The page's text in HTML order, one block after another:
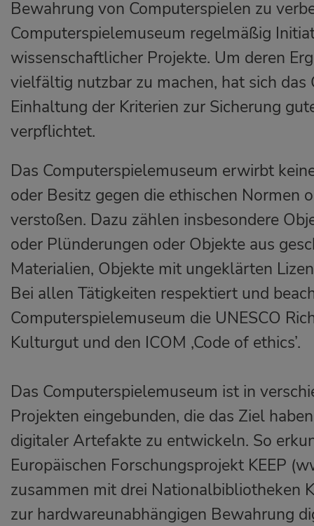
Bewahrung von Computerspielen zu
Computerspielemuseum regelmäßig
wissenschaftlicher Projekte. Um deren
vielfältig nutzbar zu machen, hat sich
Einhaltung der Kriterien zur Sicherung
verpflichtet.
Das Computerspielemuseum erwirbt
oder Besitz gegen die ethischen Normen
verstoßen. Dazu zählen insbesondere
oder Plünderungen oder Objekte aus
Materialien, Objekte mit ungeklärten
Bei allen Tätigkeiten respektiert und
Computerspielemuseum die UNESCO
Kulturgut und den ICOM ‚Code of ethics’.
Das Computerspielemuseum ist in
Projekten eingebunden, die das Ziel
digitaler Artefakte zu entwickeln. So
Europäischen Forschungsprojekt KEEP
zusammen mit drei Nationalbibliotheken
zur hardwareunabhängigen Bewahrung